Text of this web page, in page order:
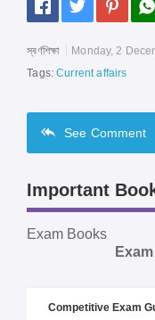
স্বর্ণশিক্ষা
Monday, 2
Tags:Current affairs
See Comment
Important
Exam Books
Competitive Exam